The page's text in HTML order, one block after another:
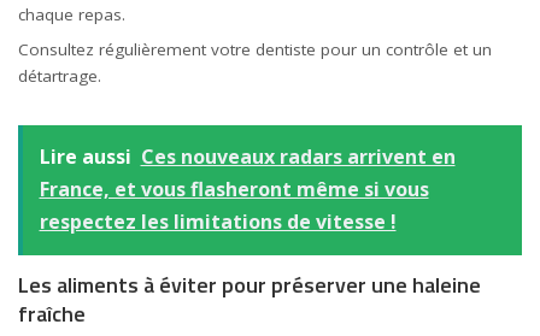
chaque repas.
Consultez régulièrement votre dentiste pour un contrôle et un
détartrage.
Lire aussi Ces nouveaux radars arrivent en
France, et vous flasheront même si vous
respectez les limitations de vitesse !
Les aliments à éviter pour préserver une haleine
fraîche